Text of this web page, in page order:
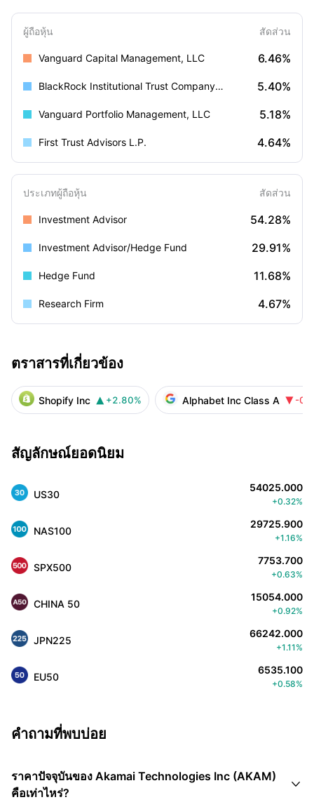
ผู้ถือหุ้น สัดส่วน
Vanguard Capital Management, LLC 6.46%
BlackRock Institutional Trust Company, N.A. 5.40%
Vanguard Portfolio Management, LLC 5.18%
First Trust Advisors L.P. 4.64%
ประเภทผู้ถือหุ้น สัดส่วน
Investment Advisor 54.28%
Investment Advisor/Hedge Fund 29.91%
Hedge Fund 11.68%
Research Firm 4.67%
ตราสารที่เกี่ยวข้อง
Shopify Inc  +2.80% Alphabet Inc Class A  -
สัญลักษณ์ยอดนิยม
US30
54025.000
+0.32%
NAS100
29725.900
+1.16%
SPX500
7753.700
+0.63%
CHINA 50
15054.000
+0.92%
JPN225
66242.000
+1.11%
EU50
6535.100
+0.58%
คำถามที่พบบ่อย
ราคาปัจจุบันของ Akamai Technologies Inc (AKAM)
คือเท่าไหร่?
